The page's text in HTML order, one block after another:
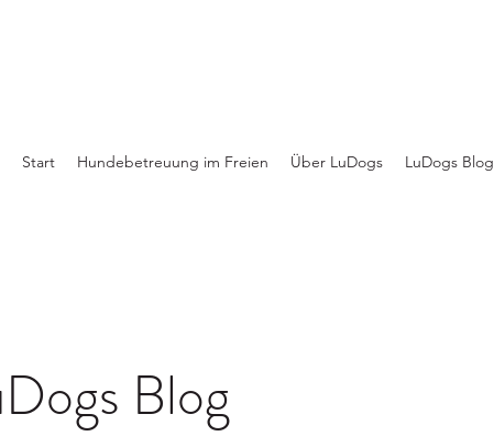
Start Hundebetreuung im Freien Über LuDogs LuDogs Blog
Blog